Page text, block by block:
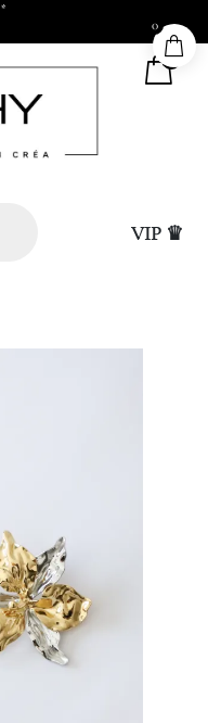
0
VIP ♛
0
25,00DHS